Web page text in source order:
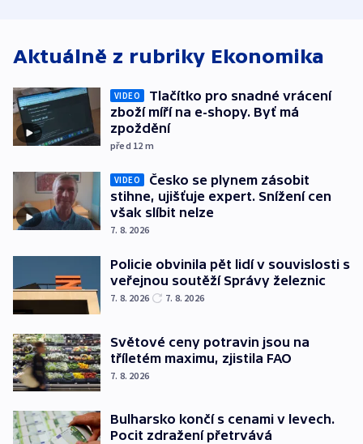
Aktuálně z rubriky Ekonomika
VIDEO
Tlačítko pro snadné vrácení
zboží míří na e-shopy. Byť má
zpoždění
před 12 m
VIDEO
Česko se plynem zásobit
stihne, ujišťuje expert. Snížení cen
však slíbit nelze
7. 8. 2026
Policie obvinila pět lidí v souvislosti s
veřejnou soutěží Správy železnic
7. 8. 2026 7. 8. 2026
Světové ceny potravin jsou na
tříletém maximu, zjistila FAO
7. 8. 2026
Bulharsko končí s cenami v levech.
Pocit zdražení přetrvává